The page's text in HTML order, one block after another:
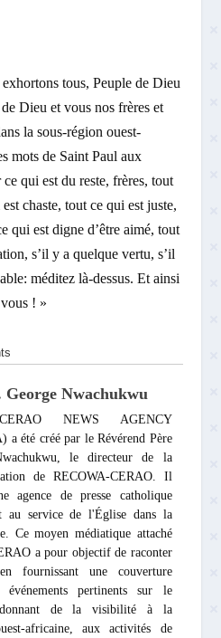
tous, Peuple de Dieu
Dieu et vous nos frères et
la sous-région ouest-
mots de Saint Paul aux
qui est du reste, frères, tout
chaste, tout ce qui est juste,
qui est digne d’être aimé, tout
s’il y a quelque vertu, s’il
méditez là-dessus. Et ainsi
! »
George Nwachukwu
NEWS AGENCY
a été créé par le Révérend Père
le directeur de la
de RECOWA-CERAO. Il
agence de presse catholique
au service de l'Église dans la
Ce moyen médiatique attaché
a pour objectif de raconter
fournissant une couverture
pertinents sur le
de la visibilité à la
africaine, aux activités de